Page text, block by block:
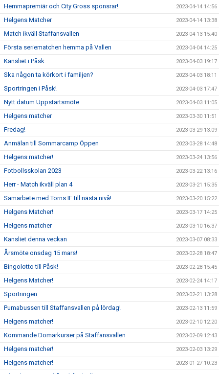
Hemmapremiär och City Gross sponsrar! 2023-04-14 14:56
Helgens Matcher 2023-04-14 13:38
Match ikväll Staffansvallen 2023-04-13 15:40
Första seriematchen hemma på Vallen 2023-04-04 14:25
Kansliet i Påsk 2023-04-03 19:17
Ska någon ta körkort i familjen? 2023-04-03 18:11
Sportringen i Påsk! 2023-04-03 17:47
Nytt datum Uppstartsmöte 2023-04-03 11:05
Helgens matcher 2023-03-30 11:51
Fredag! 2023-03-29 13:09
Anmälan till Sommarcamp Öppen 2023-03-28 14:48
Helgens matcher! 2023-03-24 13:56
Fotbollsskolan 2023 2023-03-22 13:16
Herr - Match ikväll plan 4 2023-03-21 15:35
Samarbete med Torns IF till nästa nivå! 2023-03-20 15:22
Helgens Matcher! 2023-03-17 14:25
Helgens matcher 2023-03-10 16:37
Kansliet denna veckan 2023-03-07 08:33
Årsmöte onsdag 15 mars! 2023-02-28 18:47
Bingolotto till Påsk! 2023-02-28 15:45
Helgens Matcher! 2023-02-24 14:17
Sportringen 2023-02-21 13:28
Pumabussen till Staffansvallen på lördag! 2023-02-13 11:59
Helgens matcher! 2023-02-10 12:20
Kommande Domarkurser på Staffansvallen 2023-02-09 12:43
Helgens matcher! 2023-02-03 13:29
Helgens matcher! 2023-01-27 10:23